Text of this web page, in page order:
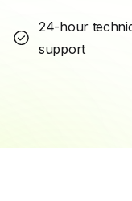
24-hour
support